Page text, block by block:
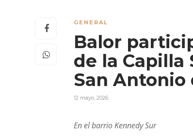
GENERAL
Balor
de la Capilla
San Antonio
12 mayo, 2026
En el barrio Kennedy Sur